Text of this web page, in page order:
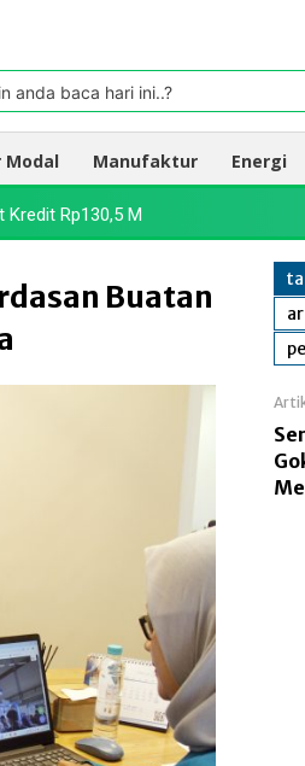
Pasaroleh TradingView
anda baca hari ini..?
Modal Manufaktur Energi
Kredit Rp130,5 M
Buatan